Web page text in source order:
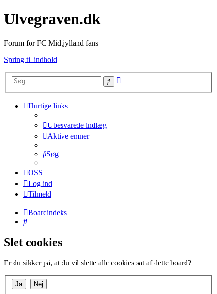
Ulvegraven.dk
Forum for FC Midtjylland fans
Spring til indhold
Søg
Hurtige links
Ubesvarede indlæg
Aktive emner
Søg
OSS
Log ind
Tilmeld
Boardindeks
Søg
Slet cookies
Er du sikker på, at du vil slette alle cookies sat af dette board?